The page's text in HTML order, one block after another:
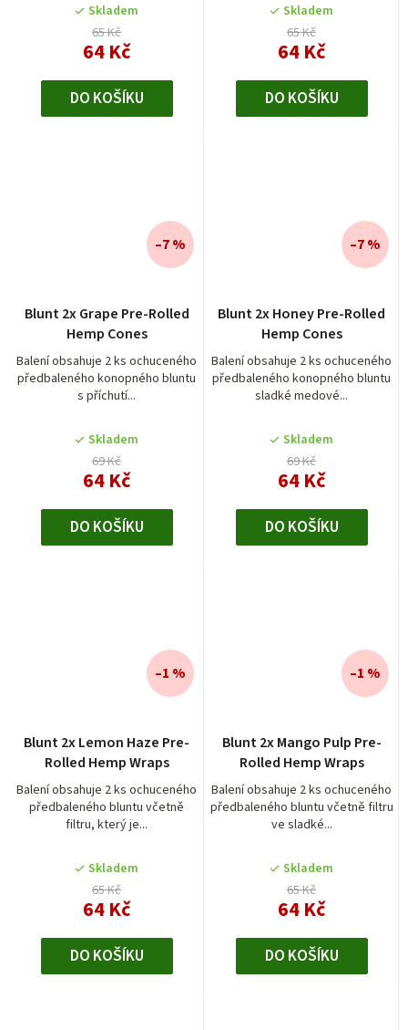
Skladem
65 Kč
64 Kč
DO KOŠÍKU
Skladem
65 Kč
64 Kč
DO KOŠÍKU
Blunt 2x Grape Pre-Rolled
Hemp Cones
Balení obsahuje 2 ks ochuceného
předbaleného konopného bluntu
s příchutí...
Skladem
69 Kč
64 Kč
–7 %
DO KOŠÍKU
Blunt 2x Honey Pre-Rolled
Hemp Cones
Balení obsahuje 2 ks ochuceného
předbaleného konopného bluntu
sladké medové...
Skladem
69 Kč
64 Kč
–7 %
DO KOŠÍKU
Blunt 2x Lemon Haze Pre-
Rolled Hemp Wraps
Balení obsahuje 2 ks ochuceného
předbaleného bluntu včetně
filtru, který je...
Skladem
65 Kč
64 Kč
–1 %
DO KOŠÍKU
Blunt 2x Mango Pulp Pre-
Rolled Hemp Wraps
Balení obsahuje 2 ks ochuceného
předbaleného bluntu včetně filtru
ve sladké...
hodnocení
produktu
je
5,0
z
hvězdiček.
Skladem
65 Kč
64 Kč
–1 %
DO KOŠÍKU